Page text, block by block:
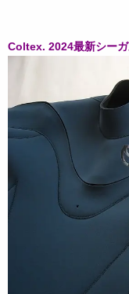
Coltex. 2024最新シーガ